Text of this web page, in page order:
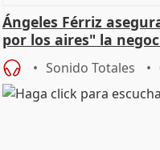
Ángeles Férriz
por los aires" la
SMA
Sonido Totales